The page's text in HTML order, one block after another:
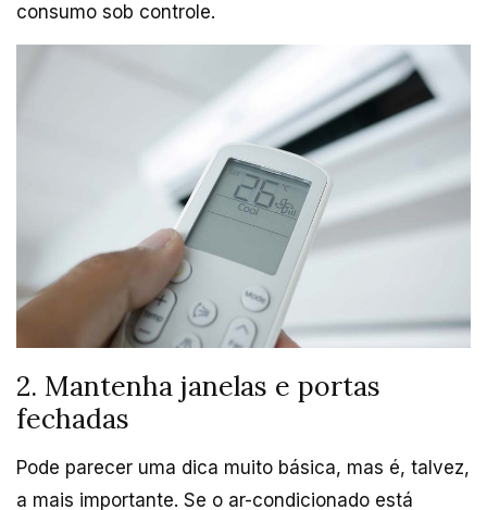
consumo sob controle.
2. Mantenha janelas e portas
fechadas
Pode parecer uma dica muito básica, mas é, talvez,
a mais importante. Se o ar-condicionado está